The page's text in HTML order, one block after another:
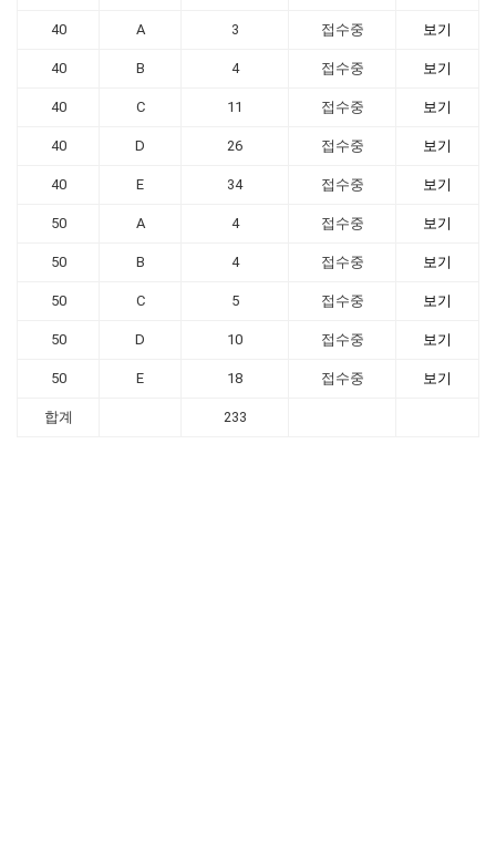
40 A 3 접수중 보기
40 B 4 접수중 보기
40 C 11 접수중 보기
40 D 26 접수중 보기
40 E 34 접수중 보기
50 A 4 접수중 보기
50 B 4 접수중 보기
50 C 5 접수중 보기
50 D 10 접수중 보기
50 E 18 접수중 보기
합계 233